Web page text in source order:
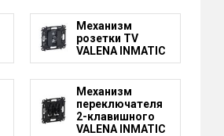
Механизм
розетки TV
VALENA INMATIC
Механизм
переключателя
2-клавишного
VALENA INMATIC